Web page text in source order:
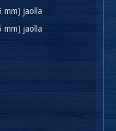
jaolla
jaolla